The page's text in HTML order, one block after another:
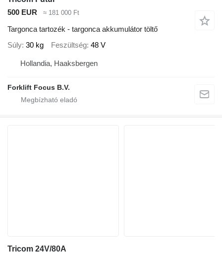
500 EUR
≈ 181 000 Ft
Targonca tartozék - targonca akkumulátor töltő
Súly 30 kg Feszültség 48 V
Hollandia, Haaksbergen
Forklift Focus B.V.
Tricom 24V/80A